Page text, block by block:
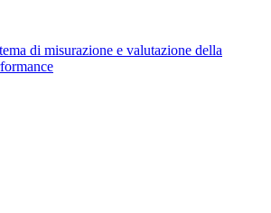
di misurazione e valutazione della